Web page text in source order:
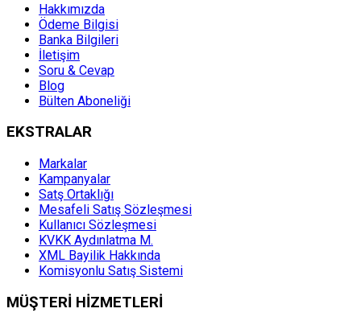
Hakkımızda
Ödeme Bilgisi
Banka Bilgileri
İletişim
Soru & Cevap
Blog
Bülten Aboneliği
EKSTRALAR
Markalar
Kampanyalar
Satş Ortaklığı
Mesafeli Satış Sözleşmesi
Kullanıcı Sözleşmesi
KVKK Aydınlatma M.
XML Bayilik Hakkında
Komisyonlu Satış Sistemi
MÜŞTERİ HİZMETLERİ